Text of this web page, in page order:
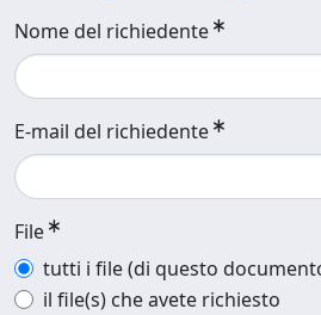
Nome del richiedente
E-mail del richiedente
File
tutti i file (di questo
il file(s) che avete richiesto